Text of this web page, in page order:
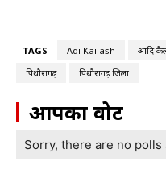
TAGS Adi Kailash आदि
पिथौरागढ़
पिथौरागढ़ जिला
आपका वोट
Sorry, there are no